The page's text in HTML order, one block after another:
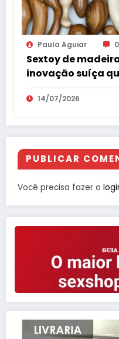
Paula Aguiar 0
Sextoy de
inovação suíça
surpreendendo o
14/07/2026
PUBLICAR
Você precisa fazer o